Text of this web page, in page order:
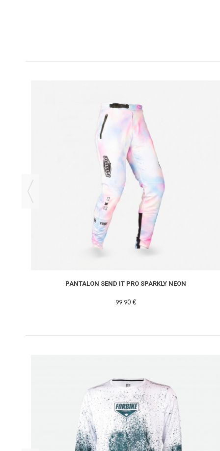
PANTALON SEND IT PRO SPARKLY NEON
99,90 €